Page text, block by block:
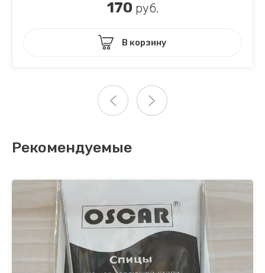
170 руб.
В корзину
Рекомендуемые